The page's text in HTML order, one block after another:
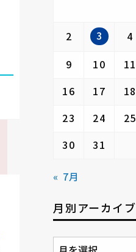
2
3 4
9
10 11
16
17 18
23
24 25
30
31
« 7月
月別アーカイブ
月